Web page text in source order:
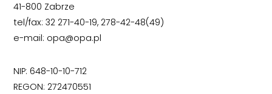
41-800 Zabrze
tel/fax: 32 271-40-19, 278-42-48(49)
e-mail: opa@opa.pl
NIP: 648-10-10-712
REGON: 272470551